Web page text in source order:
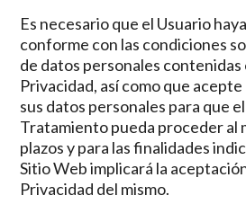
Es necesario que el Usuario
conforme con las condiciones
de datos personales contenidas
Privacidad, así como que
sus datos personales para que
Tratamiento pueda proceder al
plazos y para las finalidades
Sitio Web implicará la
Privacidad del mismo.